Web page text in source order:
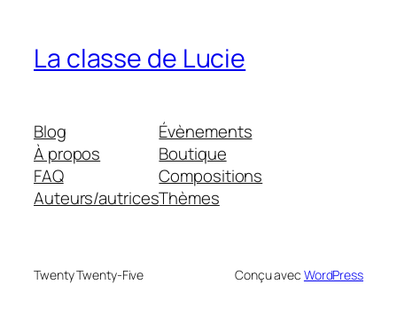
La classe de Lucie
Blog
À propos
FAQ
Auteurs/autrices
Évènements
Boutique
Compositions
Thèmes
Twenty Twenty-Five Conçu avec WordPress